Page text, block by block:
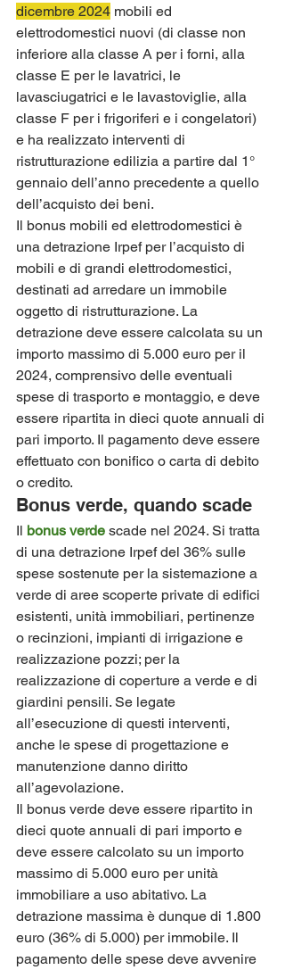
dicembre 2024 mobili ed
elettrodomestici nuovi (di classe non
inferiore alla classe A per i forni, alla
classe E per le lavatrici, le
lavasciugatrici e le lavastoviglie, alla
classe F per i frigoriferi e i congelatori)
e ha realizzato interventi di
ristrutturazione edilizia a partire dal 1°
gennaio dell’anno precedente a quello
dell’acquisto dei beni.
Il bonus mobili ed elettrodomestici è
una detrazione Irpef per l’acquisto di
mobili e di grandi elettrodomestici,
destinati ad arredare un immobile
oggetto di ristrutturazione. La
detrazione deve essere calcolata su un
importo massimo di 5.000 euro per il
2024, comprensivo delle eventuali
spese di trasporto e montaggio, e deve
essere ripartita in dieci quote annuali di
pari importo. Il pagamento deve essere
effettuato con bonifico o carta di debito
o credito.
Bonus verde, quando scade
Il bonus verde scade nel 2024. Si tratta
di una detrazione Irpef del 36% sulle
spese sostenute per la sistemazione a
verde di aree scoperte private di edifici
esistenti, unità immobiliari, pertinenze
o recinzioni, impianti di irrigazione e
realizzazione pozzi; per la
realizzazione di coperture a verde e di
giardini pensili. Se legate
all’esecuzione di questi interventi,
anche le spese di progettazione e
manutenzione danno diritto
all’agevolazione.
Il bonus verde deve essere ripartito in
dieci quote annuali di pari importo e
deve essere calcolato su un importo
massimo di 5.000 euro per unità
immobiliare a uso abitativo. La
detrazione massima è dunque di 1.800
euro (36% di 5.000) per immobile. Il
pagamento delle spese deve avvenire